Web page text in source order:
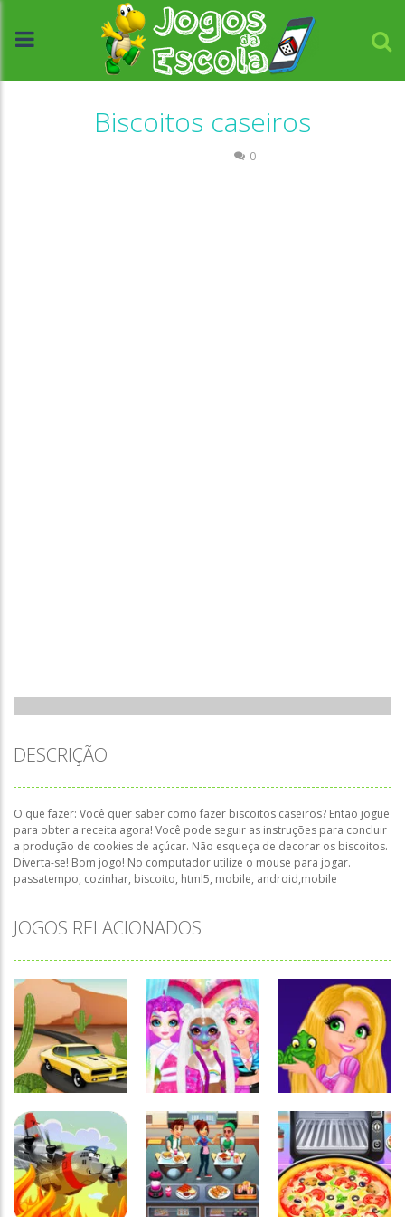
Biscoitos caseiros
0
DESCRIÇÃO
O que fazer: Você quer saber como fazer biscoitos caseiros? Então jogue
para obter a receita agora! Você pode seguir as instruções para concluir
a produção de cookies de açúcar. Não esqueça de decorar os biscoitos.
Diverta-se! Bom jogo! No computador utilize o mouse para jogar.
passatempo, cozinhar, biscoito, html5, mobile, android,mobile
JOGOS RELACIONADOS
Passatempo
Desert Car
Race
Passatempo
Miss
Charming
Unicorn
Hairstyle
Relacionar
Funny
Princesses –
Spot the
Difference